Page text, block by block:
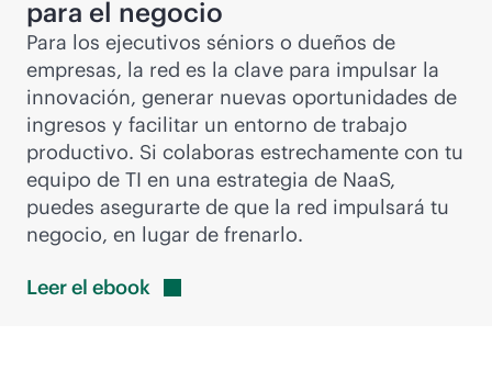
para el negocio
Para los ejecutivos séniors o dueños de
empresas, la red es la clave para impulsar la
innovación, generar nuevas oportunidades de
ingresos y facilitar un entorno de trabajo
productivo. Si colaboras estrechamente con tu
equipo de TI en una estrategia de NaaS,
puedes asegurarte de que la red impulsará tu
negocio, en lugar de frenarlo.
Leer el ebook